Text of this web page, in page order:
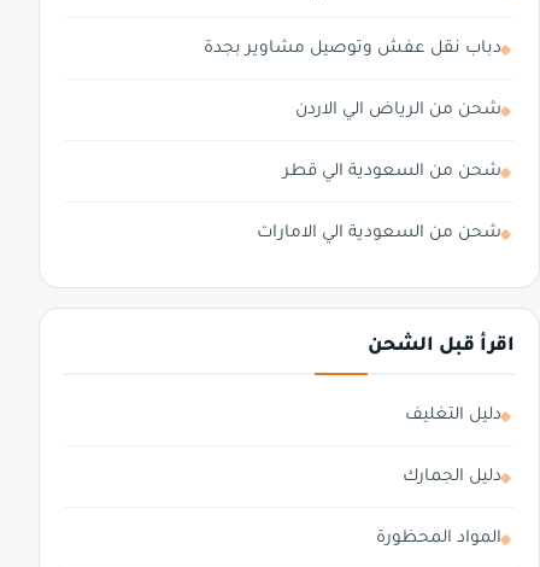
دباب نقل عفش وتوصيل مشاوير بجدة
شحن من الرياض الي الاردن
شحن من السعودية الي قطر
شحن من السعودية الي الامارات
اقرأ قبل الشحن
دليل التغليف
دليل الجمارك
المواد المحظورة